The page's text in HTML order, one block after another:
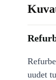
uudet